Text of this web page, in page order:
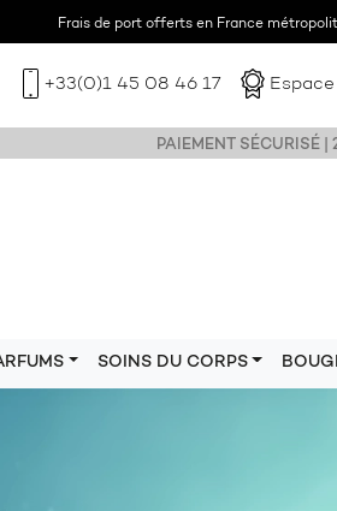
Frais de port offerts en France
+33(0)1 45 08 46 17
PAIEMENT SÉCURISÉ
SOINS DU CORPS